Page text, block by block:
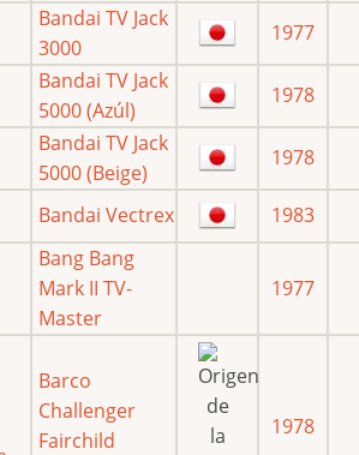
Bandai TV Jack
3000
1977
Bandai TV Jack
5000 (Azúl)
1978
Bandai TV Jack
5000 (Beige)
1978
Bandai Vectrex
1983
Bang Bang
Mark II TV-
Master
1977
Barco
Challenger
Fairchild
1978